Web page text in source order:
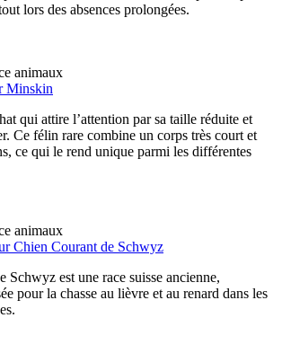
lors des absences prolongées.
animaux
Minskin
qui attire l’attention par sa taille réduite et
Ce félin rare combine un corps très court et
ce qui le rend unique parmi les différentes
animaux
Chien Courant de Schwyz
Schwyz est une race suisse ancienne,
pour la chasse au lièvre et au renard dans les